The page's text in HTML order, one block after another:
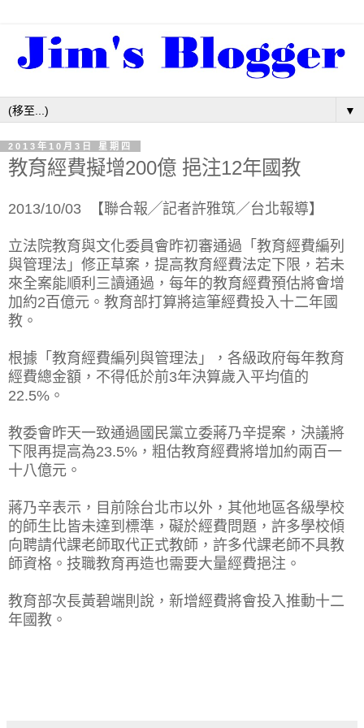
▼
2013年10月3日 星期四
教育經費擬增200億 挹注12年國教
2013/10/03 【聯合報╱記者許雅筑／台北報導】
立法院教育與文化委員會昨初審通過「教育經費編列
與管理法」修正草案，提高教育經費法定下限，若未
來全案能順利三讀通過，每年的教育經費預估將會增
加約2百億元。教育部打算將這筆經費投入十二年國
教。
根據「教育經費編列與管理法」，各級政府每年教育
經費總金額，不得低於前3年決算歲入平均值的
22.5%。
教委會昨天一致通過國民黨立委蔣乃辛提案，決議將
下限再提高為23.5%，粗估教育經費將增加約兩百一
十八億元。
蔣乃辛表示，目前除台北市以外，其他地區各級學校
的師生比皆未達到標準，礙於經費問題，許多學校傾
向聘請代課老師取代正式教師，許多代課老師不具教
師資格。技職教育再造也需要大量經費挹注。
教育部次長黃碧端則說，新增經費將會投入推動十二
年國教。